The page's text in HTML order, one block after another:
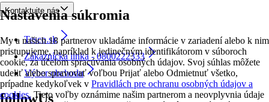
Nastavenia súkromia
My a našich 18 partnerov ukladáme informácie v zariadení alebo k nim
pristupujeme, napríklad k jedinečným identifikátorom v súboroch
cookie, za účelom spracúvania osobných údajov. Svoj súhlas môžete
udeliť alebo spravovať voľbou Prijať alebo Odmietnuť všetko,
prípadne kedykoľvek v Pravidlách pre ochranu osobných údajov a
cookies. Tieto voľby oznámime našim partnerom a neovplyvnia údaje
Kontaktujte nás
Tesco.sk
Zákaznícka linka - 0800222333
Výber obchodu
followUs